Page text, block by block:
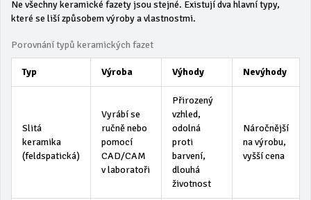
Ne všechny keramické fazety jsou stejné. Existují dva hlavní typy,
které se liší způsobem výroby a vlastnostmi.
Porovnání typů keramických fazet
Typ Výroba Výhody Nevýhody
Slitá
keramika
(feldspatická)
Vyrábí se
ručně nebo
pomocí
CAD/CAM
v laboratoři
Přirozený
vzhled,
odolná
proti
barvení,
dlouhá
životnost
Náročnější
na výrobu,
vyšší cena